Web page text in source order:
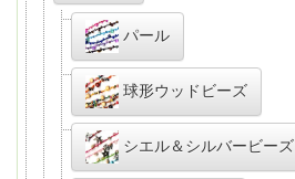
パール
球形ウッドビーズ
シエル＆シルバービーズ